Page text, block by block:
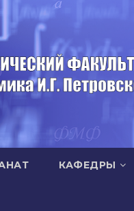
КАФЕДРЫ